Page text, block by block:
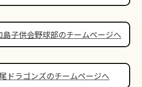
島子供会野球部のチームページへ
ドラゴンズのチームページへ